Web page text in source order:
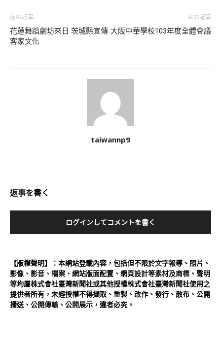
前の記事
花蓮舞蹈劇坊來日 茨城縣宣傳
客家文化
次の記事
大阪中華學校103年度全體會議
taiwannp9
返事を書く
ログインしてコメントを書く
【版權聲明】：本網站登載內容，包括但不限於文字報導、照片、
影像、影音、檔案、網站版面配置、網頁設計等素材及商標、聲明
等均屬株式會社臺灣新聞社或其他授權株式會社臺灣新聞社使用之
提供者所有，未經授權不得擷取、重製、改作、發行、散布、公開
播送、公開傳輸、公開展示，違者必究。